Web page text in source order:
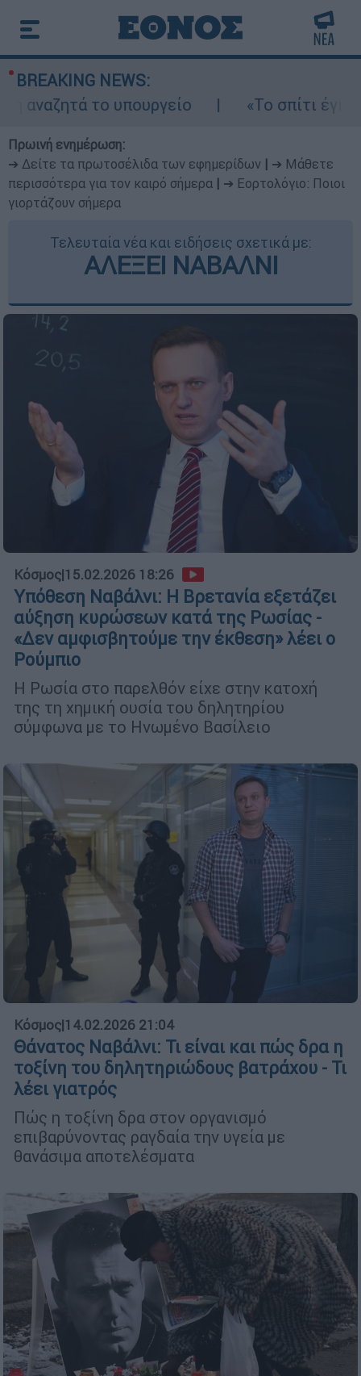
BREAKING NEWS:
υπουργείο
«Το σπίτι έγινε σκόνη»:
Πρωινή ενημέρωση:
➔ Δείτε τα πρωτοσέλιδα των εφημερίδων
➔ Μάθετε
περισσότερα για τον καιρό σήμερα
➔ Εορτολόγιο: Ποιοι
γιορτάζουν σήμερα
Τελευταία νέα και ειδήσεις σχετικά με:
ΑΛΕΞΕΙ ΝΑΒΑΛΝΙ
Κόσμος|15.02.2026 18:26
Υπόθεση Ναβάλνι: Η Βρετανία εξετάζει
αύξηση κυρώσεων κατά της Ρωσίας -
«Δεν αμφισβητούμε την έκθεση» λέει ο
Ρούμπιο
Η Ρωσία στο παρελθόν είχε στην κατοχή
της τη χημική ουσία του δηλητηρίου
σύμφωνα με το Ηνωμένο Βασίλειο
Κόσμος|14.02.2026 21:04
Θάνατος Ναβάλνι: Τι είναι και πώς δρα η
τοξίνη του δηλητηριώδους βατράχου - Τι
λέει γιατρός
Πώς η τοξίνη δρα στον οργανισμό
επιβαρύνοντας ραγδαία την υγεία με
θανάσιμα αποτελέσματα